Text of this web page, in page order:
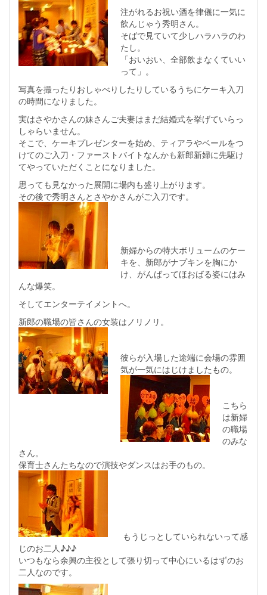
注がれるお祝い酒を律儀に一気に
飲んじゃう秀明さん。
そばで見ていて少しハラハラのわ
たし。
「おいおい、全部飲まなくていい
って」。
写真を撮ったりおしゃべりしたりしているうちにケーキ入刀
の時間になりました。
実はさやかさんの妹さんご夫妻はまだ結婚式を挙げていらっ
しゃらいません。
そこで、ケーキプレゼンターを始め、ティアラやベールをつ
けてのご入刀・ファーストバイトなんかも新郎新婦に先駆け
てやっていただくことになりました。
思っても見なかった展開に場内も盛り上がります。
その後で秀明さんとさやかさんがご入刀です。
新婦からの特大ボリュームのケー
キを、新郎がナプキンを胸にか
け、がんばってほおばる姿にはみ
んな爆笑。
そしてエンターテイメントへ。
新郎の職場の皆さんの女装はノリノリ。
彼らが入場した途端に会場の雰囲
気が一気にはじけましたもの。
こちら
は新婦
の職場
のみな
さん。
保育士さんたちなので演技やダンスはお手のもの。
もうじっとしていられないって感
じのお二人♪♪♪
いつもなら余興の主役として張り切って中心にいるはずのお
二人なのです。